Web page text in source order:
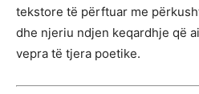
tekstore të përftuar me
dhe njeriu ndjen keqardhje që
vepra të tjera poetike.